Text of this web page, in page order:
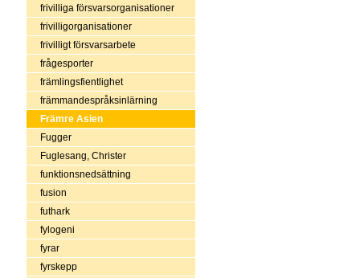
frivilliga försvarsorganisationer
frivilligorganisationer
frivilligt försvarsarbete
frågesporter
främlingsfientlighet
främmandespråksinlärning
Främre Asien
Fugger
Fuglesang, Christer
funktionsnedsättning
fusion
futhark
fylogeni
fyrar
fyrskepp